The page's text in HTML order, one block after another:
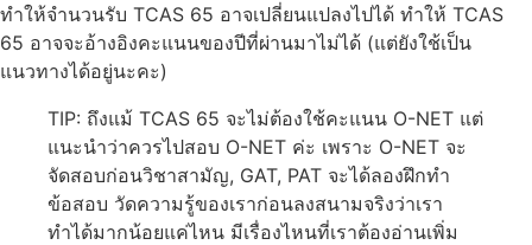
ทำให้จำนวนรับ TCAS 65 อาจเปลี่ยนแปลงไปได้ ทำให้ TCAS
65 อาจจะอ้างอิงคะแนนของปีที่ผ่านมาไม่ได้ (แต่ยังใช้เป็น
แนวทางได้อยู่นะคะ)
TIP: ถึงแม้ TCAS 65 จะไม่ต้องใช้คะแนน O-NET แต่
แนะนำว่าควรไปสอบ O-NET ค่ะ เพราะ O-NET จะ
จัดสอบก่อนวิชาสามัญ, GAT, PAT จะได้ลองฝึกทำ
ข้อสอบ วัดความรู้ของเราก่อนลงสนามจริงว่าเรา
ทำได้มากน้อยแค่ไหน มีเรื่องไหนที่เราต้องอ่านเพิ่ม